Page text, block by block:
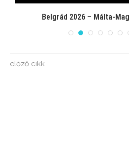
Belgrád 2026 – Málta-
előző cikk